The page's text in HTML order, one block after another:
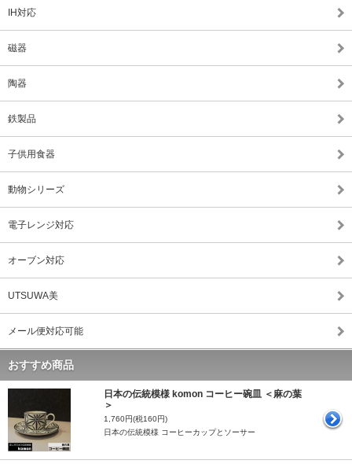
IH対応
磁器
陶器
鉄製品
子供用食器
動物シリーズ
電子レンジ対応
オーブン対応
UTSUWA美
メール便対応可能
おすすめ商品
日本の伝統模様 komon コーヒー碗皿 ＜麻の葉
＞
1,760円(税160円)
日本の伝統模様 コーヒーカップとソーサー